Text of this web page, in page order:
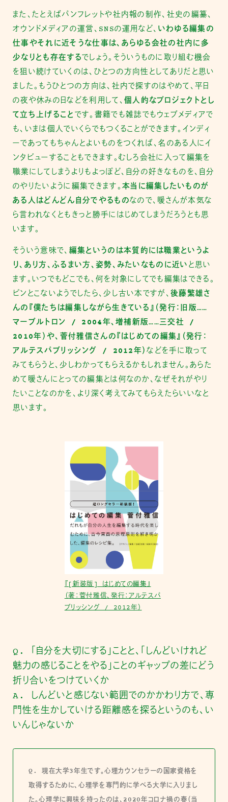
また、たとえばパンフレットや社内報の制作、社史の編纂、
オウンドメディアの運営、SNSの運用など、 いわゆる編集の
仕事やそれに近そうな仕事は、あらゆる会社の社内に多
少なりとも存在するでしょう。そういうものに取り組む機会
を狙い続けていくのは、ひとつの方向性としてありだと思い
ました。もうひとつの方向は、社内で探すのはやめて、平日
の夜や休みの日などを利用して、個人的なプロジェクトとし
て立ち上げることです。書籍でも雑誌でもウェブメディアで
も、いまは個人でいくらでもつくることができます。インディ
ーであってもちゃんとよいものをつくれば、名のある人にイ
ンタビューすることもできます。むしろ会社に入って編集を
職業にしてしまうよりもよっぽど、自分の好きなものを、自分
のやりたいように編集できます。本当に編集したいものが
ある人はどんどん自分でやるものなので、暖さんが本気な
ら言われなくともきっと勝手にはじめてしまうだろうとも思
います。
そういう意味で、 編集というのは本質的には職業というよ
り、あり方、ふるまい方、姿勢、みたいなものに近いと思い
ます。いつでもどこでも、何を対象にしてでも編集はできる。
ピンとこないようでしたら、少し古い本ですが、後藤繁雄さ
んの『僕たちは編集しながら生きている』（発行：旧版……
マーブルトロン / 2004年、増補新版……三交社 /
2010年）や、菅付雅信さんの『はじめての編集』（発行：
アルテスパブリッシング / 2012年）などを手に取って
みてもらうと、少しわかってもらえるかもしれません。あらた
めて暖さんにとっての編集とは何なのか、なぜそれがやり
たいことなのかを、より深く考えてみてもらえたらいいなと
思います。
『[新装版] はじめての編集』
（著：菅付雅信、発行：アルテスパ
ブリッシング / 2012年）
Q. 「自分を大切にする」ことと、「しんどいけれど
魅力の感じることをやる」ことのギャップの差にどう
折り合いをつけていくか
A. しんどいと感じない範囲でのかかわり方で、専
門性を生かしていける距離感を探るというのも、い
いんじゃないか
Q. 現在大学3年生です。心理カウンセラーの国家資格を
取得するために、心理学を専門的に学べる大学に入りまし